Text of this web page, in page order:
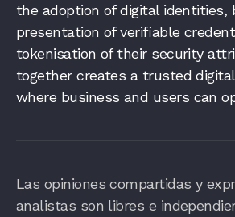
the adoption of digital identities,
presentation of verifiable
tokenisation of their security
together creates a trusted
where business and users can
Las opiniones compartidas y
analistas son libres e